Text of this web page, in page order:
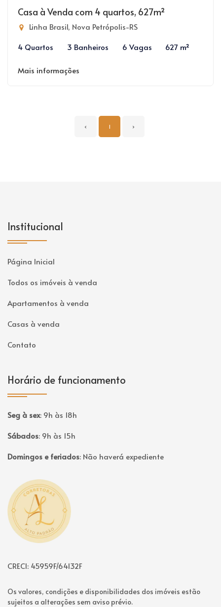
Casa à Venda com 4 quartos, 627m²
Linha Brasil, Nova Petrópolis-RS
4 Quartos
3 Banheiros 6 Vagas 627 m²
Mais informações
‹ 1 ›
Institucional
Página Inicial
Todos os imóveis à venda
Apartamentos à venda
Casas à venda
Contato
Horário de funcionamento
Seg à sex: 9h às 18h
Sábados: 9h às 15h
Domingos e feriados: Não haverá expediente
Página inicial
CRECI: 45959F/64132F
Os valores, condições e disponibilidades dos imóveis estão
sujeitos a alterações sem aviso prévio.